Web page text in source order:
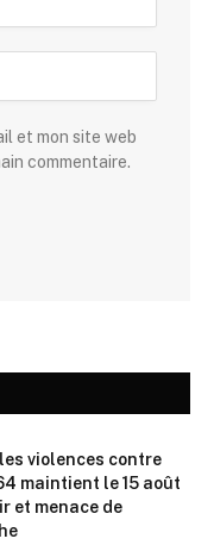
et mon site web
commentaire.
violences contre
maintient le 15 août
et menace de